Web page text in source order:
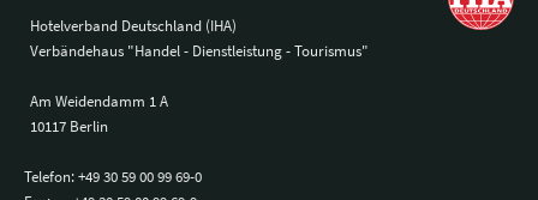
Hotelverband Deutschland (IHA)
Verbändehaus "Handel - Dienstleistung - Tourismus"
Am Weidendamm 1 A
10117 Berlin
Telefon:+49 30 59 00 99 69-0